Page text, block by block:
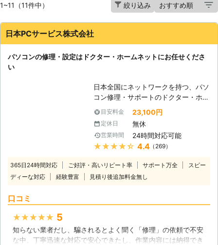
1~11（11件中） 絞り込み
日本PCサービス株式会社
パソコンの修理・設定はドクター・ホームネットにお任せくださ
い
日本全国にネットワークを持つ、パソ
コン修理・サポートのドクター・ホー
ムネット。高品質のサービスが選ばれ
て年間10万件以上のサポート実績が
あります。「起動しない」、「インタ
ーネットが繋がらない」、「ウイルス
に感染した」、「データを誤って削除
を最短即日で駆けつけて、その場で解
決。メーカー・年式問わず、すべての
能です。365日年中無休で、土日祝も
対応！！お気軽にお問い合わせくださ
目安料金 23,100円
定休日 無休
営業時間 24時間対応可能
★★★★★ 4.4（269）
365日24時間対応 ご好評・高いリピート率 サポート万全
スピー
ディーな対応
経験豊富 見積り後追加料金無し
口コミ
★★★★★ 5
知らない業者だし、騙されるとよく聞く「修理」の依頼で不安
な中、丁寧迅速な対応で安心できたし、作業内容には納得でき